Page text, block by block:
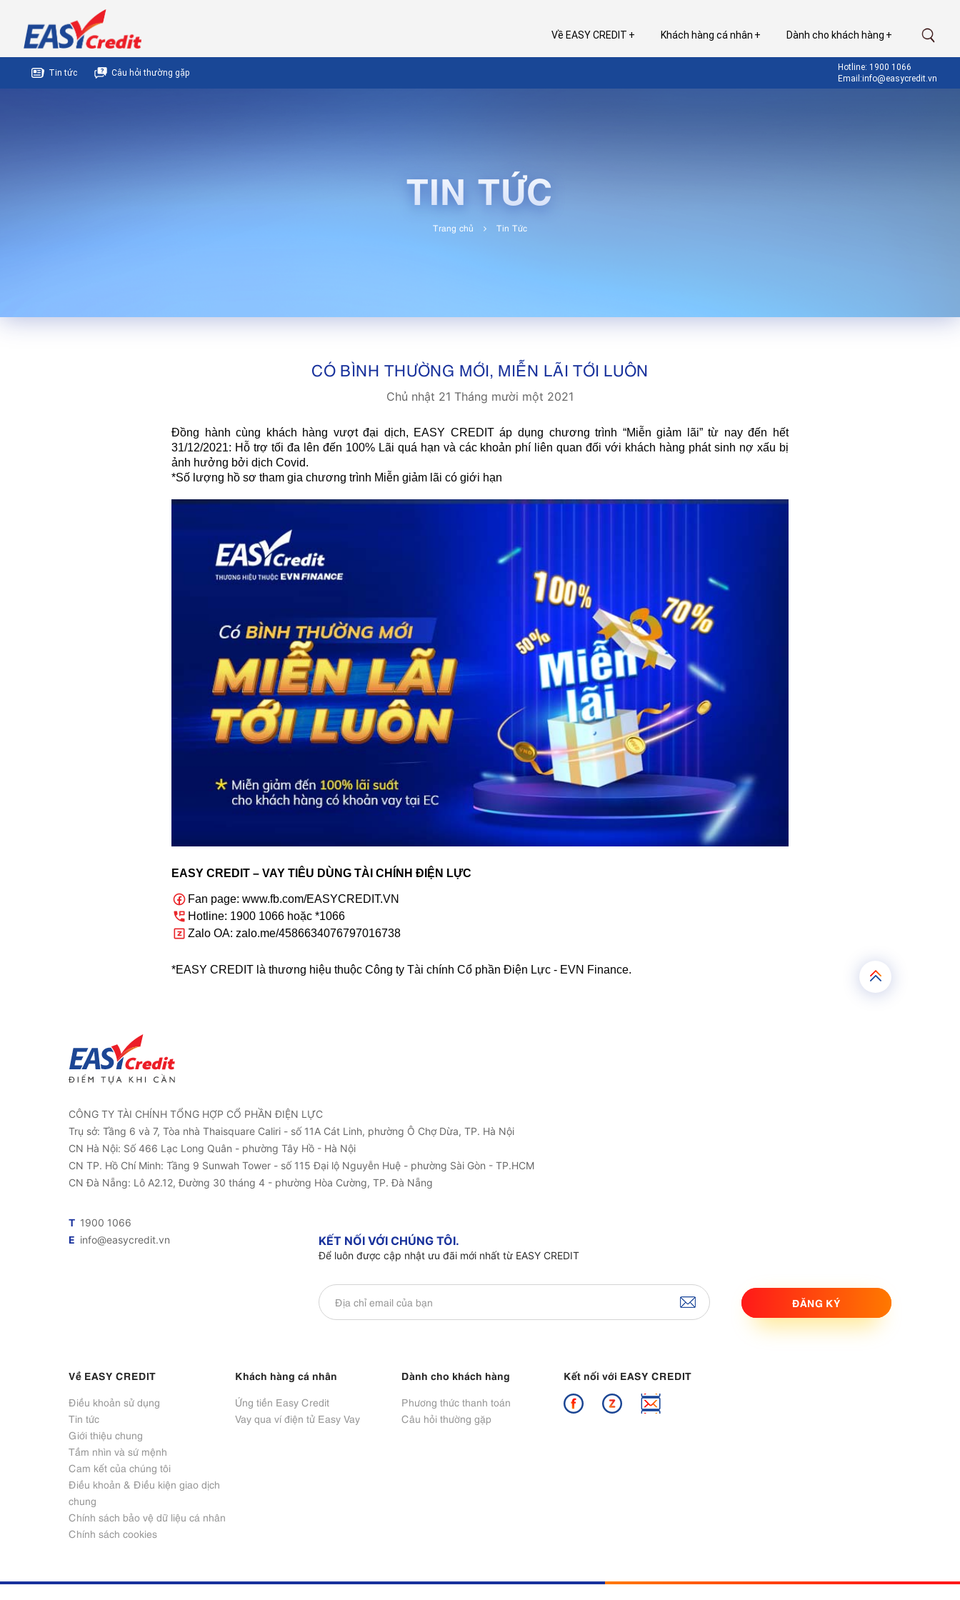
Về EASY CREDIT Khách hàng cá nhân Dành cho khách hàng
Tin tức Câu hỏi thường gặp
Hotline: 1900 1066
Email:info@easycredit.vn
TIN TỨC
Trang chủ Tin Tức
CÓ BÌNH THƯỜNG MỚI, MIỄN LÃI TỚI LUÔN
Chủ nhật 21 Tháng mười một 2021
Đồng hành cùng khách hàng vượt đại dịch, EASY CREDIT áp dụng chương trình “Miễn giảm lãi” từ nay đến hết
31/12/2021: Hỗ trợ tối đa lên đến 100% Lãi quá hạn và các khoản phí liên quan đối với khách hàng phát sinh nợ xấu bị
ảnh hưởng bởi dịch Covid.
*Số lượng hồ sơ tham gia chương trình Miễn giảm lãi có giới hạn
EASY CREDIT – VAY TIÊU DÙNG TÀI CHÍNH ĐIỆN LỰC
Fan page: www.fb.com/EASYCREDIT.VN
Hotline: 1900 1066 hoặc *1066
Zalo OA: zalo.me/4586634076797016738
*EASY CREDIT là thương hiệu thuộc Công ty Tài chính Cổ phần Điện Lực - EVN Finance.
CÔNG TY TÀI CHÍNH TỔNG HỢP CỔ PHẦN ĐIỆN LỰC
Trụ sở: Tầng 6 và 7, Tòa nhà Thaisquare Caliri - số 11A Cát Linh, phường Ô Chợ Dừa, TP. Hà Nội
CN Hà Nội: Số 466 Lạc Long Quân - phường Tây Hồ - Hà Nội
CN TP. Hồ Chí Minh: Tầng 9 Sunwah Tower - số 115 Đại lộ Nguyễn Huệ - phường Sài Gòn - TP.HCM
CN Đà Nẵng: Lô A2.12, Đường 30 tháng 4 - phường Hòa Cường, TP. Đà Nẵng
T 1900 1066
E info@easycredit.vn KẾT NỐI VỚI CHÚNG TÔI.
Để luôn được cập nhật ưu đãi mới nhất từ EASY CREDIT
ĐĂNG KÝ
Về EASY CREDIT
Điều khoản sử dụng
Tin tức
Giới thiệu chung
Tầm nhìn và sứ mệnh
Cam kết của chúng tôi
Điều khoản & Điều kiện giao dịch
chung
Chính sách bảo vệ dữ liệu cá nhân
Chính sách cookies
Khách hàng cá nhân
Ứng tiền Easy Credit
Vay qua ví điện tử Easy Vay
Dành cho khách hàng
Phương thức thanh toán
Câu hỏi thường gặp
Kết nối với EASY CREDIT